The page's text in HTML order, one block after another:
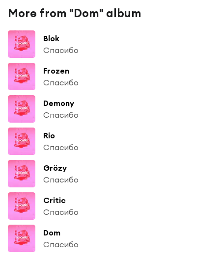
More from "Dom" album
Blok
Спасибо
Frozen
Спасибо
Demony
Спасибо
Rio
Спасибо
Grözy
Спасибо
Critic
Спасибо
Dom
Спасибо